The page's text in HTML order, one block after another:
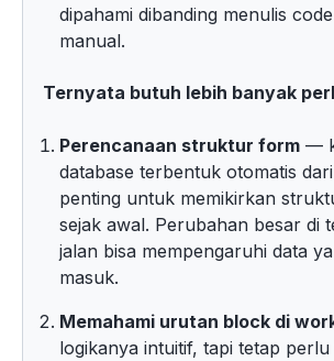
dipahami dibanding menulis
manual.
Ternyata butuh lebih banyak
Perencanaan struktur form —
database terbentuk otomatis
penting untuk memikirkan
sejak awal. Perubahan besar di
jalan bisa mempengaruhi data
masuk.
Memahami urutan block di
logikanya intuitif, tapi tetap perlu